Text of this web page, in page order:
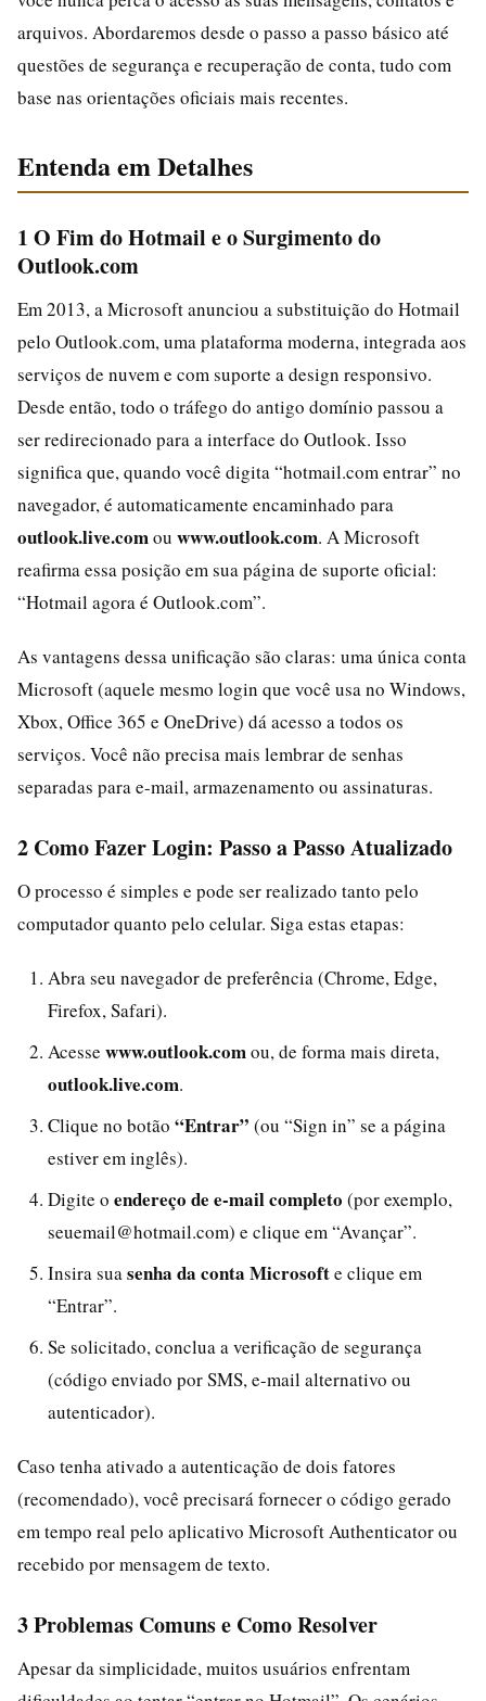
arquivos. Abordaremos desde o passo a passo básico até
questões de segurança e recuperação de conta, tudo com
base nas orientações oficiais mais recentes.
Entenda em Detalhes
1 O Fim do Hotmail e o Surgimento do
Outlook.com
Em 2013, a Microsoft anunciou a substituição do Hotmail
pelo Outlook.com, uma plataforma moderna, integrada aos
serviços de nuvem e com suporte a design responsivo.
Desde então, todo o tráfego do antigo domínio passou a
ser redirecionado para a interface do Outlook. Isso
significa que, quando você digita “hotmail.com entrar” no
navegador, é automaticamente encaminhado para
outlook.live.comou www.outlook.com. A Microsoft
reafirma essa posição em sua página de suporte oficial:
“Hotmail agora é Outlook.com”.
As vantagens dessa unificação são claras: uma única conta
Microsoft (aquele mesmo login que você usa no Windows,
Xbox, Office 365 e OneDrive) dá acesso a todos os
serviços. Você não precisa mais lembrar de senhas
separadas para e-mail, armazenamento ou assinaturas.
2 Como Fazer Login: Passo a Passo Atualizado
O processo é simples e pode ser realizado tanto pelo
computador quanto pelo celular. Siga estas etapas:
Abra seu navegador de preferência (Chrome, Edge,
Firefox, Safari).
Acesse www.outlook.comou, de forma mais direta,
outlook.live.com.
Clique no botão “Entrar” (ou “Sign in” se a página
estiver em inglês).
Digite o endereço de e-mail completo (por exemplo,
seuemail@hotmail.com) e clique em “Avançar”.
Insira sua senha da conta Microsofte clique em
“Entrar”.
Se solicitado, conclua a verificação de segurança
(código enviado por SMS, e-mail alternativo ou
autenticador).
Caso tenha ativado a autenticação de dois fatores
(recomendado), você precisará fornecer o código gerado
em tempo real pelo aplicativo Microsoft Authenticator ou
recebido por mensagem de texto.
3 Problemas Comuns e Como Resolver
Apesar da simplicidade, muitos usuários enfrentam